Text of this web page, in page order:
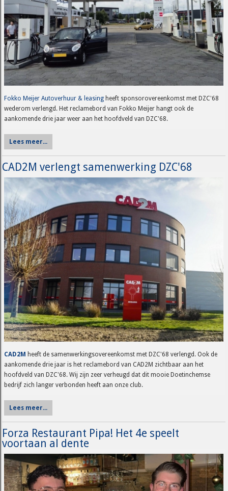
Fokko Meijer Autoverhuur & leasing heeft sponsorovereenkomst met DZC'68
wederom verlengd. Het reclamebord van Fokko Meijer hangt ook de
aankomende drie jaar weer aan het hoofdveld van DZC'68.
Lees meer...
CAD2M verlengt samenwerking DZC'68
CAD2M heeft de samenwerkingsovereenkomst met DZC'68 verlengd. Ook de
aankomende drie jaar is het reclamebord van CAD2M zichtbaar aan het
hoofdveld van DZC'68. Wij zijn zeer verheugd dat dit mooie Doetinchemse
bedrijf zich langer verbonden heeft aan onze club.
Lees meer...
Forza Restaurant Pipa! Het 4e speelt
voortaan al dente